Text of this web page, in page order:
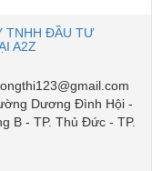
TNHH ĐẦU TƯ
A2Z
Dương Đình Hội -
B - TP. Thủ Đức - TP.